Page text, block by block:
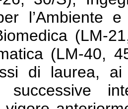
l’Ambiente
(LM-
(LM-40,
di laurea, ai